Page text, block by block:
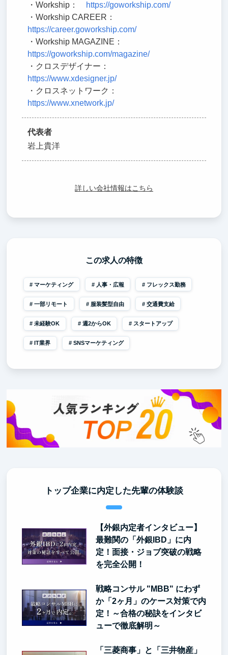
・Workship：
https://goworkship.com/
・Workship CAREER：
https://career.goworkship.com/
・Workship MAGAZINE：
https://goworkship.com/magazine/
・クロスデザイナー：
https://www.xdesigner.jp/
・クロスネットワーク：
https://www.xnetwork.jp/
代表者
岩上貴洋
詳しい会社情報はこちら
この求人の特徴
マーケティング 人事・広報 フレックス勤務
一部リモート 服装髪型自由 交通費支給
未経験OK 週2からOK スタートアップ
IT業界 SNSマーケティング
トップ企業に内定した先輩の体験談
【外銀内定者インタビュー】
最難関の「外銀IBD」に内
定！面接・ジョブ突破の戦略
を完全公開！
戦略コンサル "MBB" にわず
か「2ヶ月」のケース対策で内
定！～合格の秘訣をインタビ
ューで徹底解明～
「三菱商事」と「三井物産」